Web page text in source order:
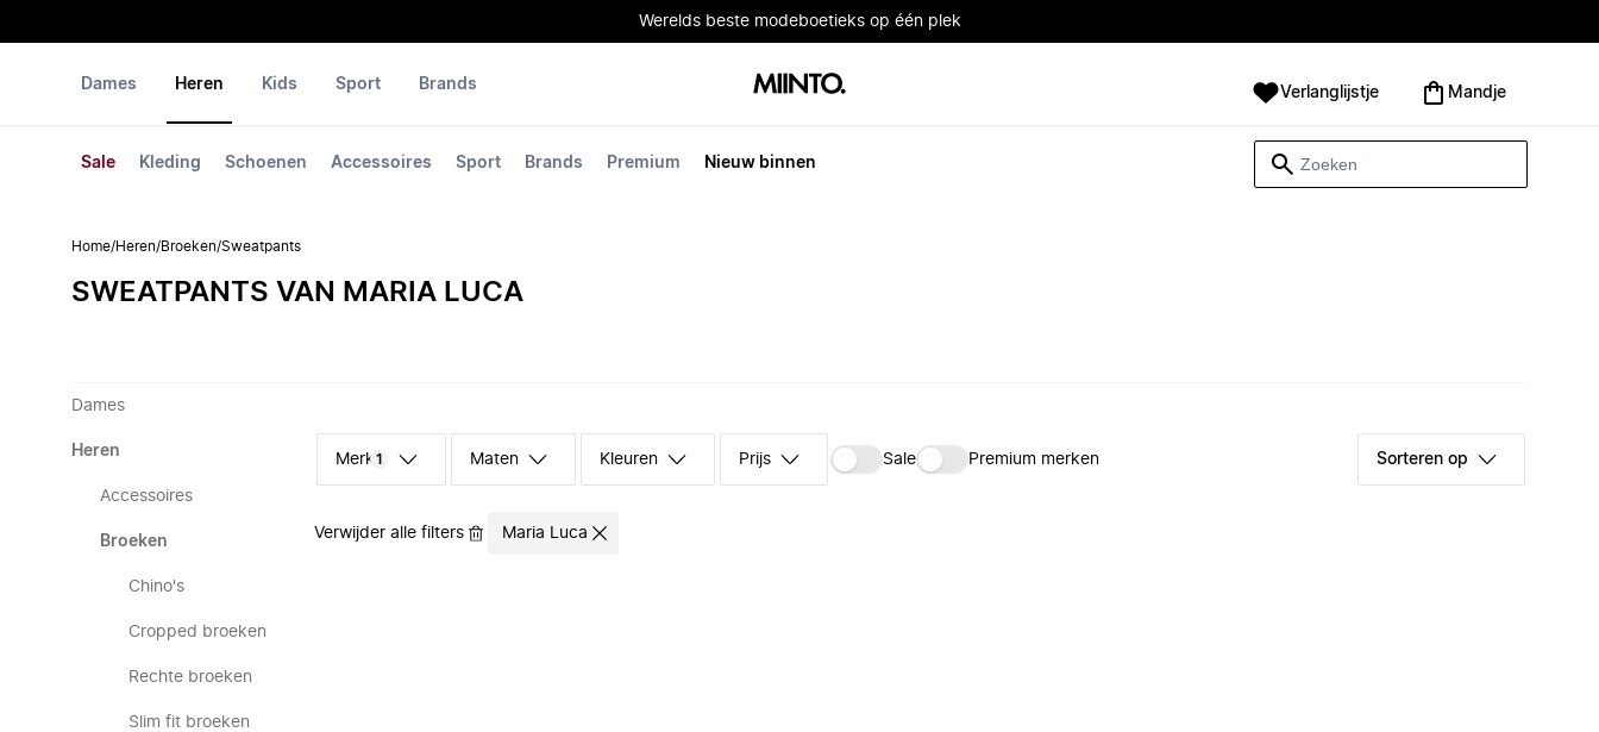
Werelds beste modeboetieks op één plek
Dames Heren
Sale Kleding Schoenen Accessoires Sport Brands Premium Nieuw binnen
Kids Sport Brands Verlanglijstje Mandje
Home/Heren/Broeken/Sweatpants
SWEATPANTS VAN MARIA LUCA
Dames
Heren
Accessoires
Broeken
Chino's
Cropped broeken
Rechte broeken
Slim fit broeken
Merk 1 Maten Kleuren Prijs Sale Premium merken Sorteren op
Verwijder alle filters Maria Luca